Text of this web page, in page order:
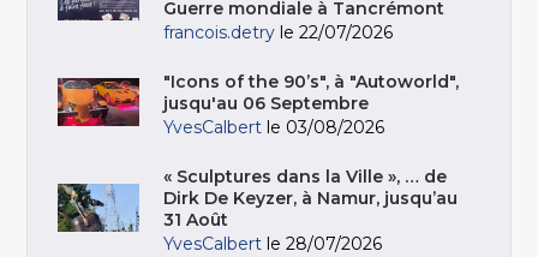
Guerre mondiale à Tancrémont
francois.detry le 22/07/2026
"Icons of the 90’s", à "Autoworld",
jusqu'au 06 Septembre
YvesCalbert le 03/08/2026
« Sculptures dans la Ville », … de
Dirk De Keyzer, à Namur, jusqu’au
31 Août
YvesCalbert le 28/07/2026